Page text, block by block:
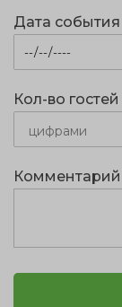
Дата события
Кол-во гостей
Комментарий